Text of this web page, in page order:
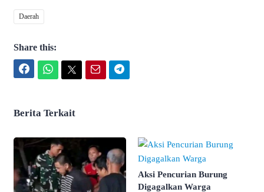
Daerah
Share this:
Berita Terkait
Aksi Pencurian Burung
Digagalkan Warga